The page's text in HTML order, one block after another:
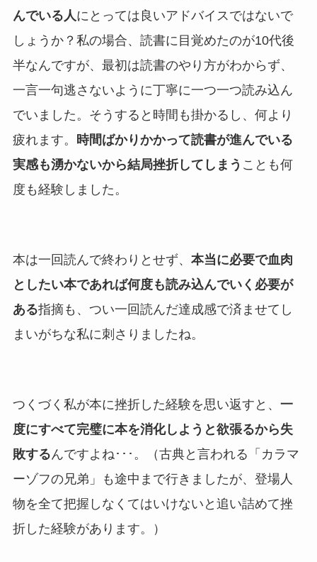
んでいる人にとっては良いアドバイスではないで
しょうか？私の場合、読書に目覚めたのが10代後
半なんですが、最初は読書のやり方がわからず、
一言一句逃さないように丁寧に一つ一つ読み込ん
でいました。そうすると時間も掛かるし、何より
疲れます。 時間ばかりかかって読書が進んでいる
実感も湧かないから結局挫折してしまう ことも何
度も経験しました。
本は一回読んで終わりとせず、 本当に必要で血肉
としたい本であれば何度も読み込んでいく必要が
ある指摘も、つい一回読んだ達成感で済ませてし
まいがちな私に刺さりましたね。
つくづく私が本に挫折した経験を思い返すと、 一
度にすべて完璧に本を消化しようと欲張るから失
敗するんですよね･･･。（古典と言われる「カラマ
ーゾフの兄弟」も途中まで行きましたが、登場人
物を全て把握しなくてはいけないと追い詰めて挫
折した経験があります。）